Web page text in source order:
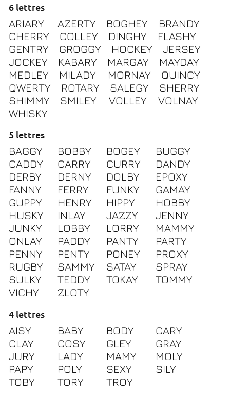
6 lettres
ARIARY AZERTY BOGHEY
BRANDY
CHERRY
COLLEY DINGHY
FLASHY
GENTRY
GROGGY HOCKEY
JERSEY
JOCKEY
KABARY MARGAY
MAYDAY
MEDLEY
MILADY MORNAY
QUINCY
QWERTY
ROTARY SALEGY
SHERRY
SHIMMY
SMILEY VOLLEY
VOLNAY
WHISKY
5 lettres
BAGGY BOBBY BOGEY
BUGGY
CADDY
CARRY CURRY
DANDY
DERBY
DERNY DOLBY
EPOXY
FANNY
FERRY FUNKY
GAMAY
GUPPY
HENRY HIPPY
HOBBY
HUSKY
INLAY JAZZY
JENNY
JUNKY
LOBBY LORRY
MAMMY
ONLAY
PADDY PANTY
PARTY
PENNY
PENTY PONEY
PROXY
RUGBY
SAMMY SATAY
SPRAY
SULKY
TEDDY TOKAY
TOMMY
VICHY
ZLOTY
4 lettres
AISY BABY BODY
CARY
CLAY
COSY GLEY
GRAY
JURY
LADY MAMY
MOLY
PAPY
POLY SEXY
SILY
TOBY
TORY TROY